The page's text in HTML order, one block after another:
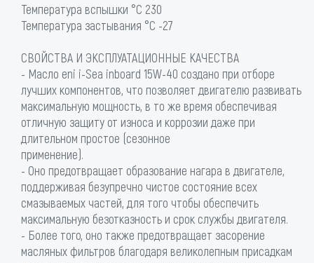
Температура вспышки °C 230
Температура застывания °C -27
СВОЙСТВА И ЭКСПЛУАТАЦИОННЫЕ КАЧЕСТВА
- Масло eni i-Sea inboard 15W-40 создано при отборе
лучших компонентов, что позволяет двигателю развивать
максимальную мощность, в то же время обеспечивая
отличную защиту от износа и коррозии даже при
длительном простое (сезонное
применение).
- Оно предотвращает образование нагара в двигателе,
поддерживая безупречно чистое состояние всех
смазываемых частей, для того чтобы обеспечить
максимальную безотказность и срок службы двигателя.
- Более того, оно также предотвращает засорение
масляных фильтров благодаря великолепным присадкам